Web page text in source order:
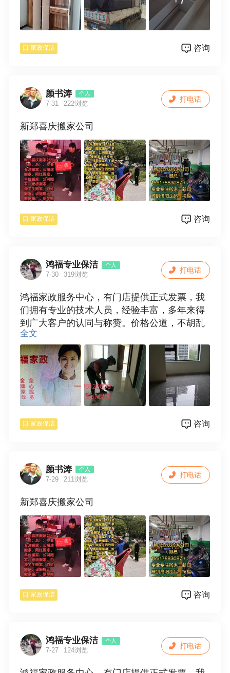
家政保洁 咨询
颜书涛 个人
7-31 222浏览
新郑喜庆搬家公司
打电话
家政保洁 咨询
鸿福专业保洁 个人
7-30 319浏览
鸿福家政服务中心，有门店提供正式发票，我
们拥有专业的技术人员，经验丰富，多年来得
到广大客户的认同与称赞。价格公道，不胡乱
收费，质优价廉，满意后付款，诚信合作。
服务项目：
1，专业承接家庭〔单位〕保洁，新房开荒保
洁，旧居保洁，家庭保洁包括擦玻璃，门窗，
地面清洁，地角线，厨房，卫生间等保洁（烟
业保洁。
洗，输通下水道，换窗纱，拆装空调等一系列
家庭服务。
全天24小时为您服务，只要恁一个电话，我们
服务到家放心的家政服务，因为专业，所以更
好。
地址：中华路国家电网对面鸿福家政
电话:15036129839鸿福家政服务中心，有门店
提供正式发票，我们拥有专业的技术人员，经
验丰富，多年来得到广大客户的认同与称赞。
价格公道，不胡乱收费，质优价廉，满意后付
1，专业承接家庭〔单位〕保洁，新房开荒保
洁，旧居保洁，家庭保洁包括擦玻璃，门窗，
地面清洁，地角线，厨房，卫生间等保洁（烟
全文
打电话
家政保洁 咨询
颜书涛 个人
7-29 211浏览
新郑喜庆搬家公司
打电话
家政保洁 咨询
鸿福专业保洁 个人
7-27 124浏览
打电话